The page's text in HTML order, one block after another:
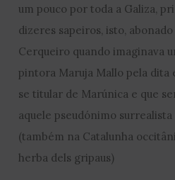
um pouco por toda a Galiza,
dizeres sapeiros, isto,
Cerqueiro quando imaginava
pintora Maruja Mallo pela dita
se titular de Marúnica e que
aquele pseudónimo surrealista
(também na Catalunha
herba dels gripaus)